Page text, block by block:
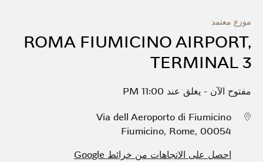
موزع معتمد
ROMA FIUMICINO AIRPORT,
TERMINAL 3
مفتوح الآن - يغلق عند 11:00 PM
Via dell Aeroporto di Fiumicino
Fiumicino, Rome, 00054
احصل على الاتجاهات من خرائط Google